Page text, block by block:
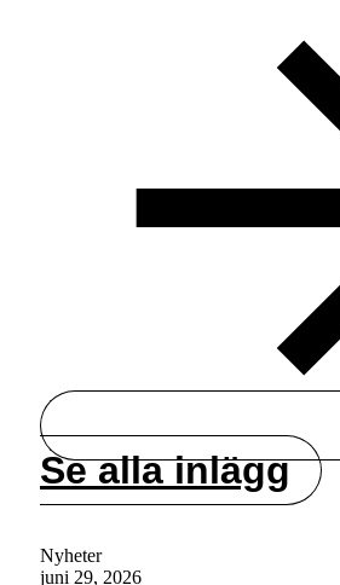
Se alla inlägg
Nyheter
juni 29, 2026